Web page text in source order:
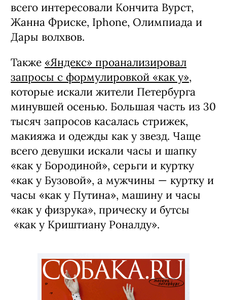
всего интересовали Кончита Вурст,
Жанна Фриске, Iphone, Олимпиада и
Дары волхвов.
Также «Яндекс» проанализировал
запросы с формулировкой «как у»,
которые искали жители Петербурга
минувшей осенью. Большая часть из 30
тысяч запросов касалась стрижек,
макияжа и одежды как у звезд. Чаще
всего девушки искали часы и шапку
«как у Бородиной», серьги и куртку
«как у Бузовой», а мужчины — куртку и
часы «как у Путина», машину и часы
«как у физрука», прическу и бутсы
«как у Криштиану Роналду».